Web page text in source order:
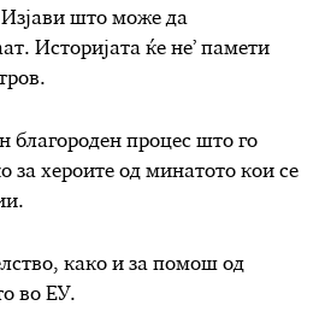
Изјави што може да
Историјата ќе не’ памети
благороден процес што го
за хероите од минатото кои се
како и за помош од
во ЕУ.